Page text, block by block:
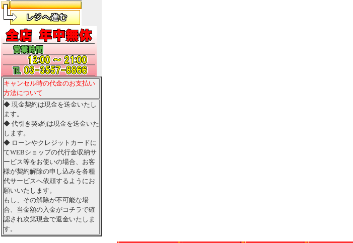
キャンセル時の代金のお支払い
方法について
◆ 現金契約は現金を送金いたし
ます。
◆ 代引き契s約は現金を送金いた
します。
◆ ローンやクレジットカードに
てWEBショップの代行金収納サ
ービス等をお使いの場合、お客
様が契約解除の申し込みを各種
代サービスへ依頼するようにお
願いいたします。
もし、その解除が不可能な場
合、当金額の入金がコチラで確
認され次第現金で返金いたしま
す。